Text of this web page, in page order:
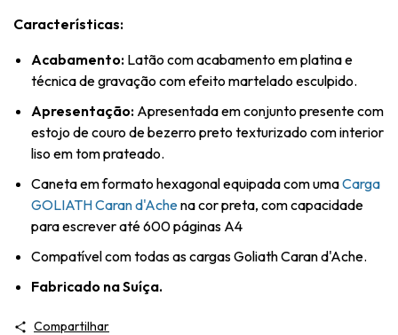
Características:
Acabamento: Latão com acabamento em platina e
técnica de gravação com efeito martelado esculpido.
Apresentação: Apresentada em conjunto presente com
estojo de couro de bezerro preto texturizado com interior
liso em tom prateado.
Caneta em formato hexagonal equipada com umaCarga
GOLIATH Caran d'Achena cor preta, com capacidade
para escrever até 600 páginas A4
Compatível com todas as cargas Goliath Caran d'Ache.
Fabricado na Suíça.
Compartilhar